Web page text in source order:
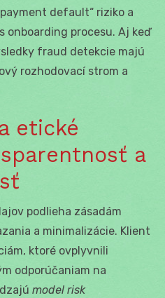
default“ riziko a
onboarding procesu. Aj keď
fraud detekcie majú
rozhodovací strom a
etické
a
podlieha zásadám
a minimalizácie. Klient
ktoré ovplyvnili
odporúčaniam na
model risk